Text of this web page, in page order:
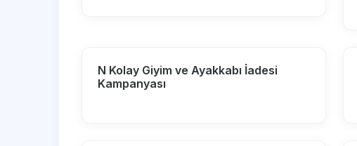
N Kolay Giyim ve Ayakkabı İadesi
Kampanyası